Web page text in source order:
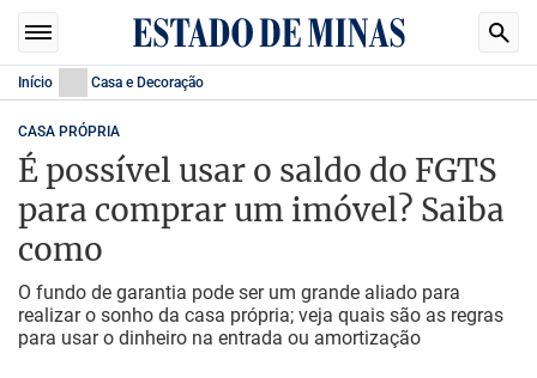
Início Casa e Decoração
CASA PRÓPRIA
É possível usar o saldo do FGTS
para comprar um imóvel? Saiba
como
O fundo de garantia pode ser um grande aliado para
realizar o sonho da casa própria; veja quais são as regras
para usar o dinheiro na entrada ou amortização